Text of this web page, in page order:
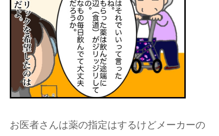
お医者さんは薬の指定はするけどメーカーの